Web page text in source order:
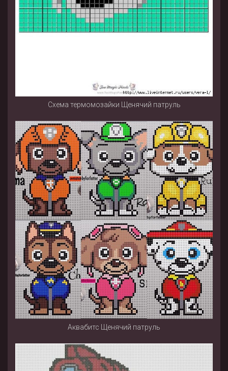
Схема термомозайки Щенячий патруль
Аквабитс Щенячий патруль